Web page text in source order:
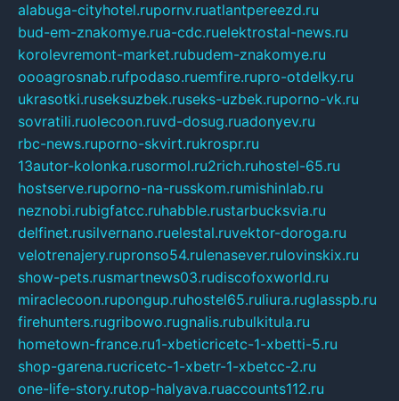
alabuga-cityhotel.rupornv.ruatlantpereezd.ru
bud-em-znakomye.rua-cdc.ruelektrostal-news.ru
korolevremont-market.rubudem-znakomye.ru
oooagrosnab.rufpodaso.ruemfire.rupro-otdelky.ru
ukrasotki.ruseksuzbek.ruseks-uzbek.ruporno-vk.ru
sovratili.ruolecoon.ruvd-dosug.ruadonyev.ru
rbc-news.ruporno-skvirt.rukrospr.ru
13autor-kolonka.rusormol.ru2rich.ruhostel-65.ru
hostserve.ruporno-na-russkom.rumishinlab.ru
neznobi.rubigfatcc.ruhabble.rustarbucksvia.ru
delfinet.rusilvernano.ruelestal.ruvektor-doroga.ru
velotrenajery.rupronso54.rulenasever.rulovinskix.ru
show-pets.rusmartnews03.rudiscofoxworld.ru
miraclecoon.rupongup.ruhostel65.ruliura.ruglasspb.ru
firehunters.rugribowo.rugnalis.rubulkitula.ru
hometown-france.ru1-xbeticricetc-1-xbetti-5.ru
shop-garena.rucricetc-1-xbetr-1-xbetcc-2.ru
one-life-story.rutop-halyava.ruaccounts112.ru